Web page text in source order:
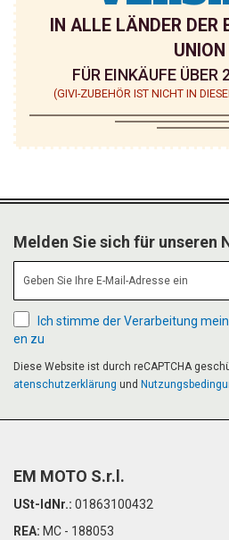
IN ALLE LÄNDER DER
UNION
FÜR EINKÄUFE ÜBER
(GIVI-ZUBEHÖR IST NICHT IN
Melden Sie sich für unseren
Ich stimme der Verarbeitung
en zu
Diese Website ist durch reCAPTCHA
atenschutzerklärung und
EM MOTO S.r.l.
USt-IdNr.: 01863100432
REA: MC - 188053